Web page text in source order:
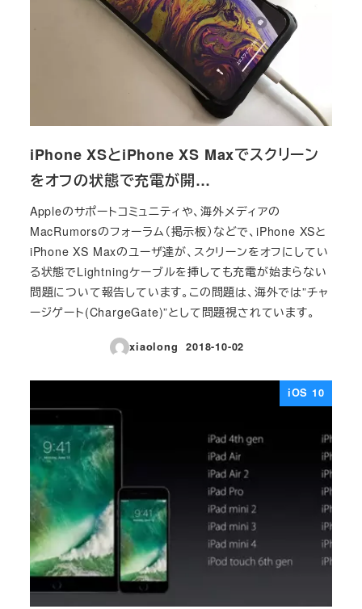
iPhone XSとiPhone XS Maxでスクリーン
をオフの状態で充電が開…
Appleのサポートコミュニティや、海外メディアの
MacRumorsのフォーラム（掲示板）などで、iPhone XSと
iPhone XS Maxのユーザ達が、スクリーンをオフにしてい
る状態でLightningケーブルを挿しても充電が始まらない
問題について報告しています。この問題は、海外では”チャ
ージゲート(ChargeGate)”として問題視されています。
xiaolong
投稿日
2018-10-02
iOS 10